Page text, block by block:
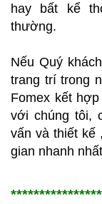
hay bất kể
thường.
Nếu Quý
trang trí trong
Fomex kết
với chúng tôi,
vấn và thiết kế
gian nhanh